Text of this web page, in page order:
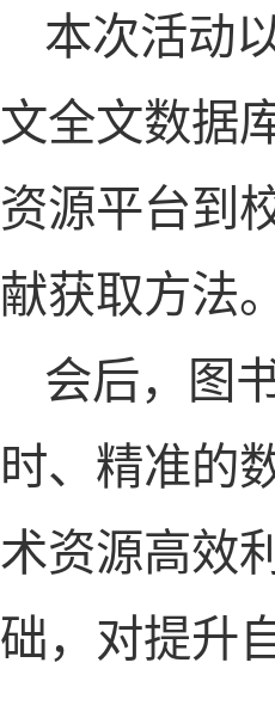
本次活动
文全文数据
资源平台到
献获取方法。
会后，图
时、精准的
术资源高效
础，对提升